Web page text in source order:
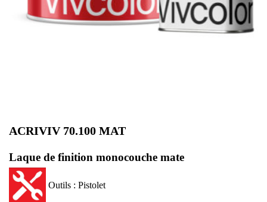
ACRIVIV 70.100 MAT
Laque de finition monocouche mate
Outils : Pistolet